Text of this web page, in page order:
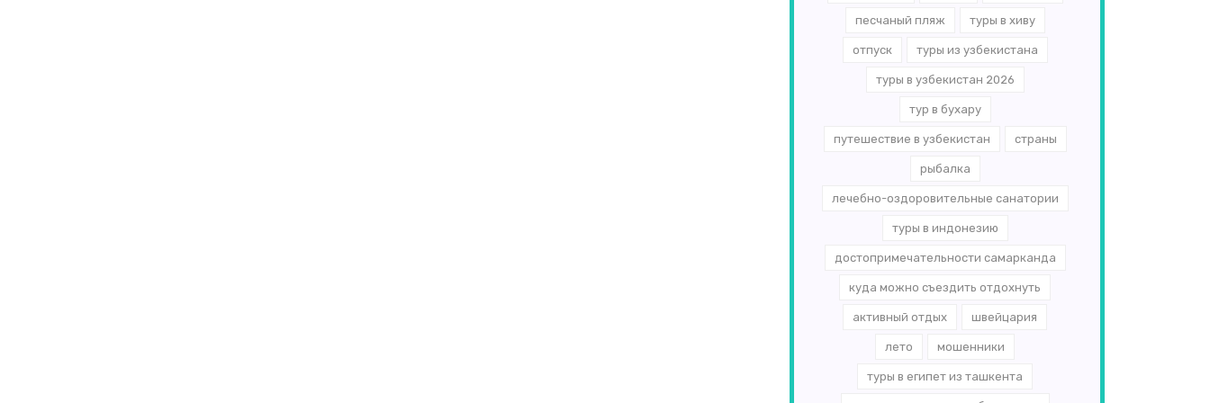
песчаный пляж туры в хиву
отпуск туры из узбекистана
туры в узбекистан 2026
тур в бухару
путешествие в узбекистан страны
рыбалка
лечебно-оздоровительные санатории
туры в индонезию
достопримечательности самарканда
куда можно съездить отдохнуть
активный отдых швейцария
лето мошенники
туры в египет из ташкента